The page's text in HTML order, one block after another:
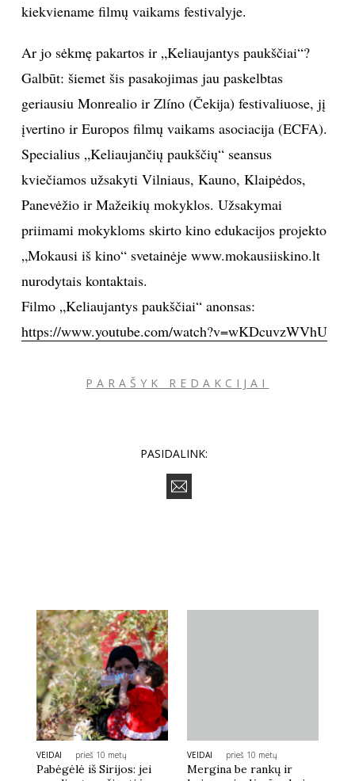
kiekviename filmų vaikams festivalyje.
Ar jo sėkmę pakartos ir „Keliaujantys paukščiai“?
Galbūt: šiemet šis pasakojimas jau paskelbtas
geriausiu Monrealio ir Zlíno (Čekija) festivaliuose, jį
įvertino ir Europos filmų vaikams asociacija (ECFA).
Specialius „Keliaujančių paukščių“ seansus
kviečiamos užsakyti Vilniaus, Kauno, Klaipėdos,
Panevėžio ir Mažeikių mokyklos. Užsakymai
priimami mokykloms skirto kino edukacijos projekto
„Mokausi iš kino“ svetainėje www.mokausiiskino.lt
nurodytais kontaktais.
Filmo „Keliaujantys paukščiai“ anonsas:
https://www.youtube.com/watch?v=wKDcuvzWVhU
PARAŠYK REDAKCIJAI
PASIDALINK:
VEIDAI prieš 10 metų
Pabėgėlė iš Sirijos: jei
VEIDAI prieš 10 metų
Mergina be rankų ir